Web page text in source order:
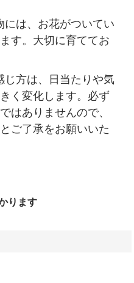
は、お花がついてい
す。大切に育ててお
方は、日当たりや気
く変化します。必ず
はありませんので、
ご了承をお願いいた
ります